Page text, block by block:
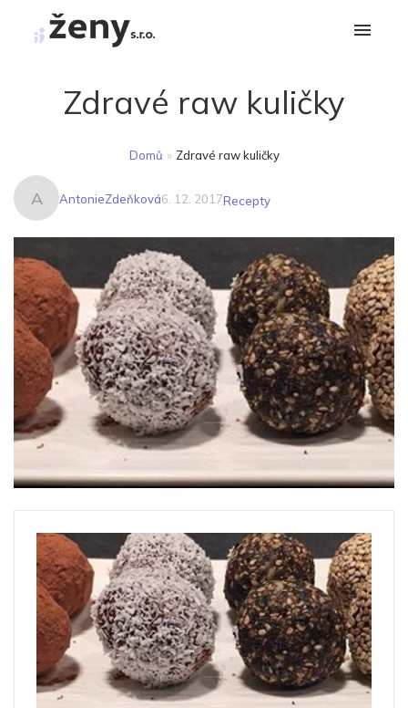
Zdravé raw kuličky
Domů » Zdravé raw kuličky
A AntonieZdeňková6. 12. 2017Recepty